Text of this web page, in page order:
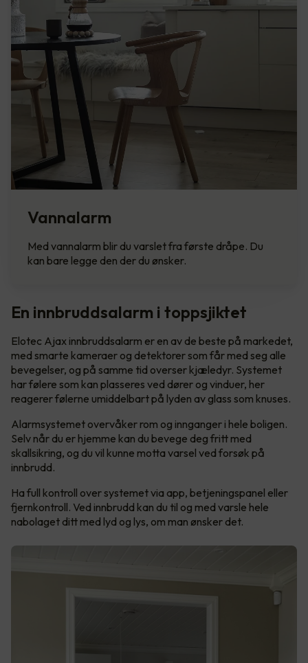
Vannalarm
Med vannalarm blir du varslet fra første dråpe. Du
kan bare legge den der du ønsker.
En innbruddsalarm i toppsjiktet
Elotec Ajax innbruddsalarm er en av de beste på markedet,
med smarte kameraer og detektorer som får med seg alle
bevegelser, og på samme tid overser kjæledyr. Systemet
har følere som kan plasseres ved dører og vinduer, her
reagerer følerne umiddelbart på lyden av glass som knuses.
Alarmsystemet overvåker rom og innganger i hele boligen.
Selv når du er hjemme kan du bevege deg fritt med
skallsikring, og du vil kunne motta varsel ved forsøk på
innbrudd.
Ha full kontroll over systemet via app, betjeningspanel eller
fjernkontroll. Ved innbrudd kan du til og med varsle hele
nabolaget ditt med lyd og lys, om man ønsker det.